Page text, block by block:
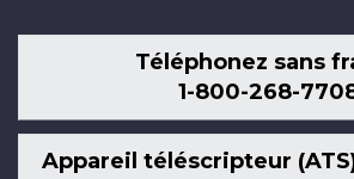
Téléphonez sans
1-800-268-
Appareil téléscripteur